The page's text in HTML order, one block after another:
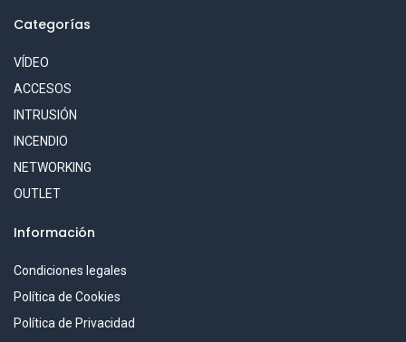
Categorías
VÍDEO
ACCESOS
INTRUSIÓN
INCENDIO
NETWORKING
OUTLET
Información
Condiciones legales
Política de Cookies
Política de Privacidad